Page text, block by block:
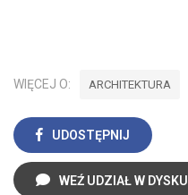
WIĘCEJ O: ARCHITEKTURA
UDOSTĘPNIJ
WEŹ UDZIAŁ W